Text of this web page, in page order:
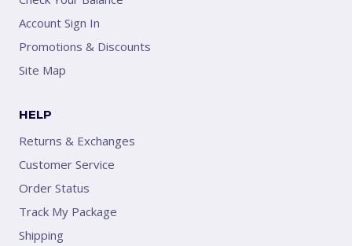
Account Sign In
Promotions & Discounts
Site Map
HELP
Returns & Exchanges
Customer Service
Order Status
Track My Package
Shipping